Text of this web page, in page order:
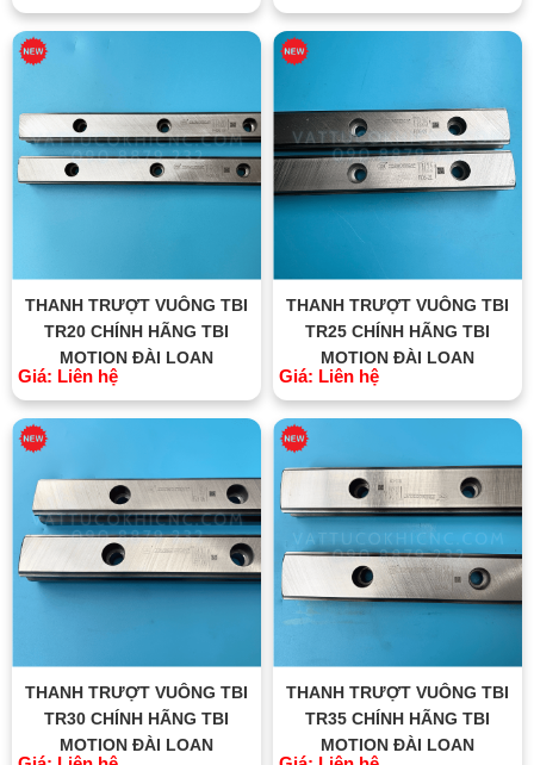
THANH TRƯỢT VUÔNG TBI
TR20 CHÍNH HÃNG TBI
MOTION ĐÀI LOAN
Giá: Liên hệ
THANH TRƯỢT VUÔNG TBI
TR25 CHÍNH HÃNG TBI
MOTION ĐÀI LOAN
Giá: Liên hệ
THANH TRƯỢT VUÔNG TBI
TR30 CHÍNH HÃNG TBI
MOTION ĐÀI LOAN
THANH TRƯỢT VUÔNG TBI
TR35 CHÍNH HÃNG TBI
MOTION ĐÀI LOAN